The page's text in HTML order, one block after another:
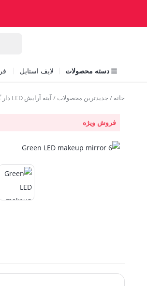
دسته محصولات لایف استایل
خانه / جدیدترین محصولات / آینه آرایش LED دار گرین Green LED makeup mirror 6
فروش ویژه